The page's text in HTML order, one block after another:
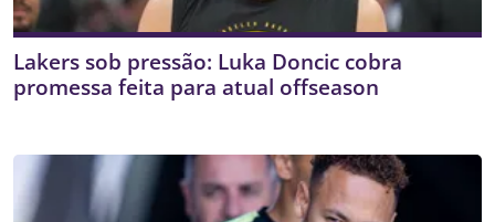
Lakers sob pressão: Luka Doncic cobra
promessa feita para atual offseason